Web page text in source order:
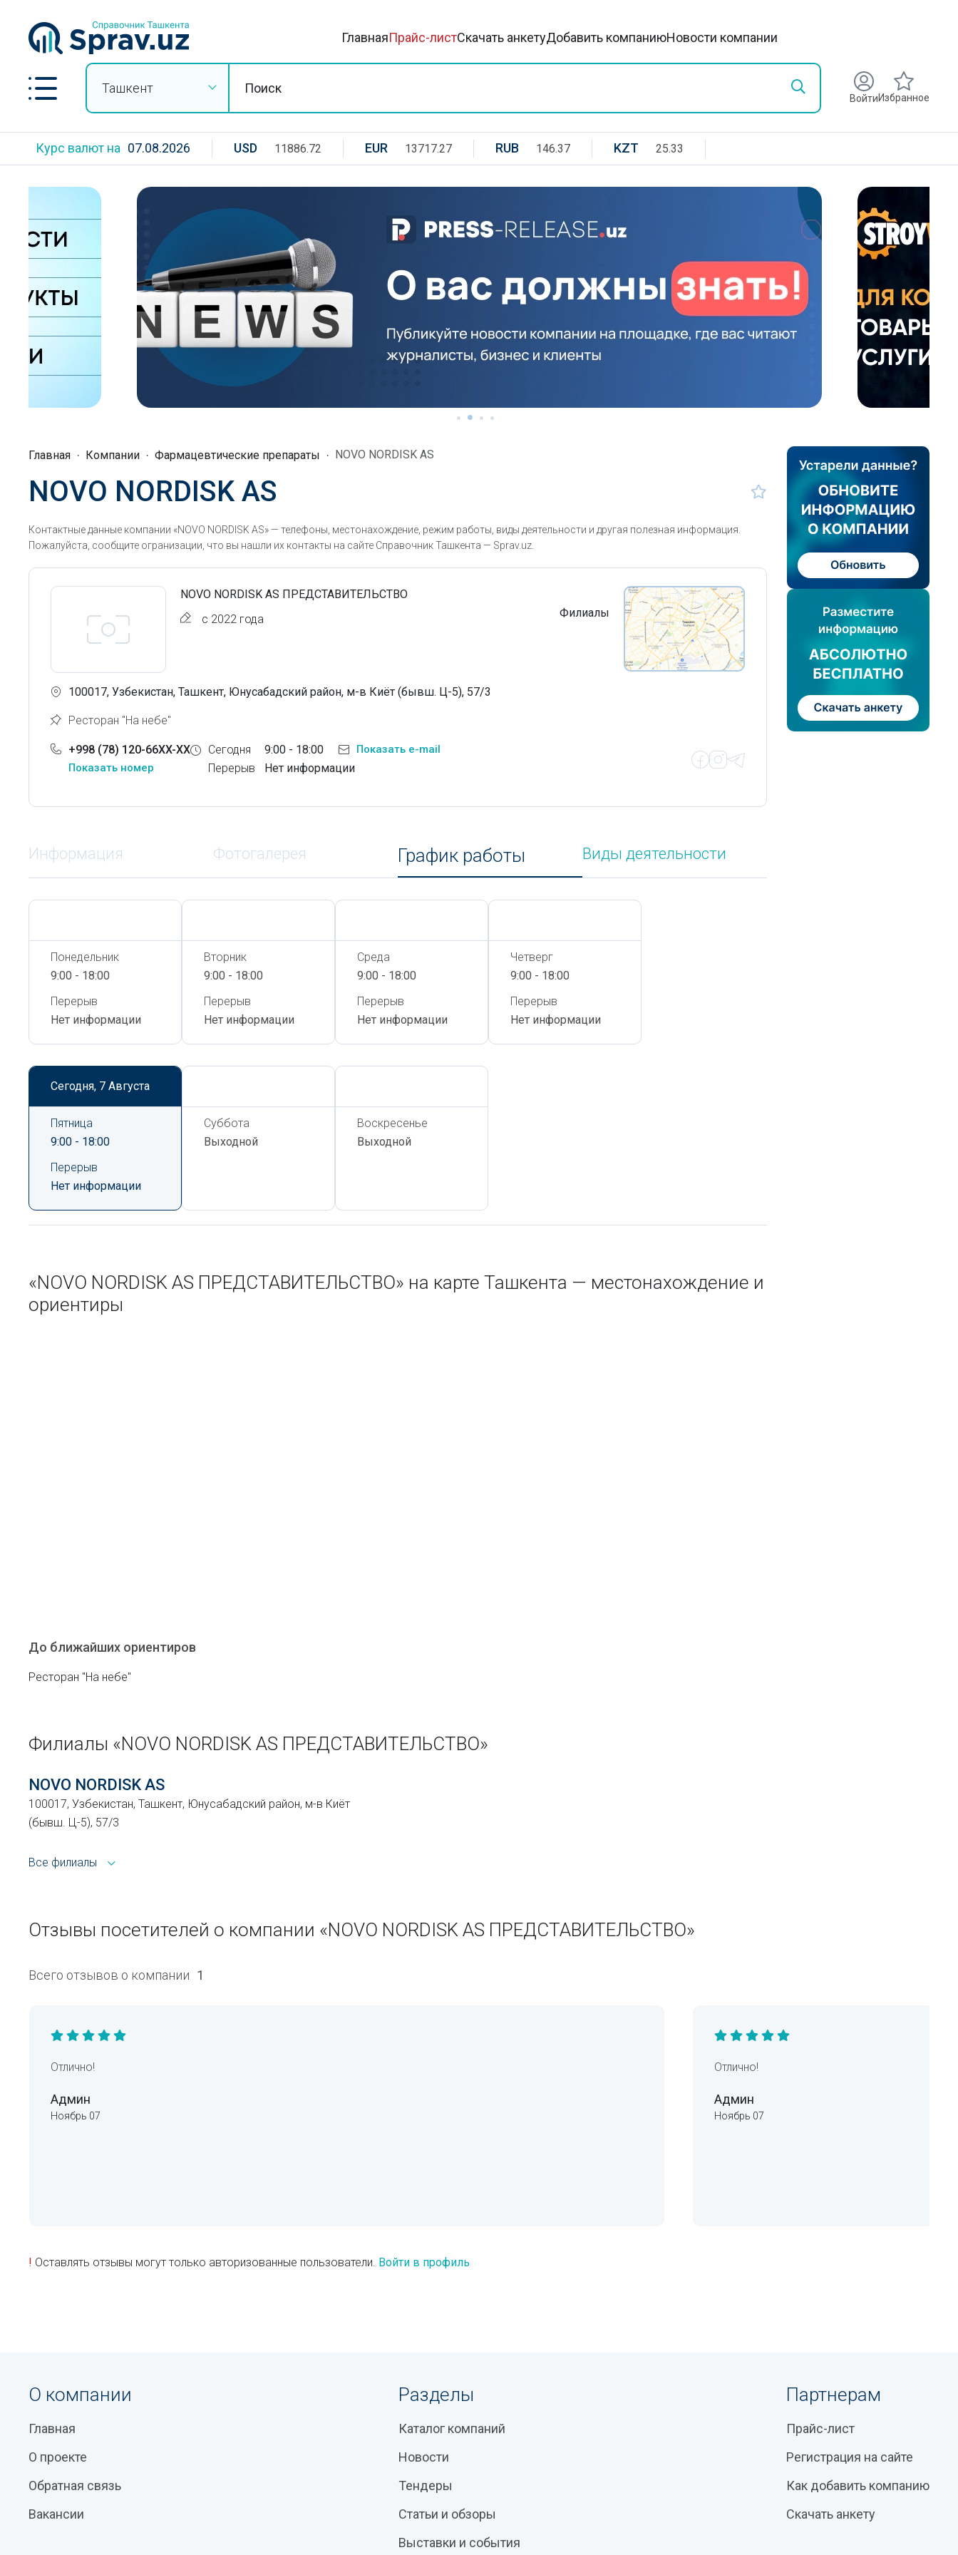
ГлавнаяПрайс-листСкачать анкетуДобавить компаниюНовости компании
Ташкент
ВойтиИзбранное
Курс валют на 07.08.2026 USD 11886.72 EUR 13717.27 RUB 146.37 KZT 25.33
Главная Компании Фармацевтические препараты NOVO NORDISK AS
NOVO NORDISK AS
Контактные данные компании «NOVO NORDISK AS» — телефоны, местонахождение, режим работы, виды деятельности и другая полезная информация.
Пожалуйста, сообщите огранизации, что вы нашли их контакты на сайте Справочник Ташкента — Sprav.uz.
NOVO NORDISK AS ПРЕДСТАВИТЕЛЬСТВО
с 2022 года
Филиалы
100017, Узбекистан, Ташкент, Юнусабадский район, м-в Киёт (бывш. Ц-5), 57/3
Ресторан "На небе"
+998 (78) 120-66XX-XX
Показать номер
Сегодня
Перерыв
9:00 - 18:00
Нет информации
Показать e-mail
Информация Фотогалерея График работы Виды деятельности
Понедельник
9:00 - 18:00
Перерыв
Нет информации
Вторник
9:00 - 18:00
Перерыв
Нет информации
Среда
9:00 - 18:00
Перерыв
Нет информации
Четверг
9:00 - 18:00
Перерыв
Нет информации
Сегодня, 7 Августа
Пятница
9:00 - 18:00
Перерыв
Нет информации
Суббота
Выходной
Воскресенье
Выходной
«NOVO NORDISK AS ПРЕДСТАВИТЕЛЬСТВО» на карте Ташкента — местонахождение и
ориентиры
До ближайших ориентиров
Ресторан "На небе"
Филиалы «NOVO NORDISK AS ПРЕДСТАВИТЕЛЬСТВО»
NOVO NORDISK AS
100017, Узбекистан, Ташкент, Юнусабадский район, м-в Киёт
(бывш. Ц-5), 57/3
Все филиалы
Отзывы посетителей о компании «NOVO NORDISK AS ПРЕДСТАВИТЕЛЬСТВО»
Всего отзывов о компании 1
Отлично!
Админ
Ноябрь 07
Отлично!
Админ
Ноябрь 07
! Оставлять отзывы могут только авторизованные пользователи. Войти в профиль
О компании
Главная
О проекте
Обратная связь
Вакансии
Разделы
Каталог компаний
Новости
Тендеры
Статьи и обзоры
Выставки и события
Партнерам
Прайс-лист
Регистрация на сайте
Как добавить компанию
Скачать анкету